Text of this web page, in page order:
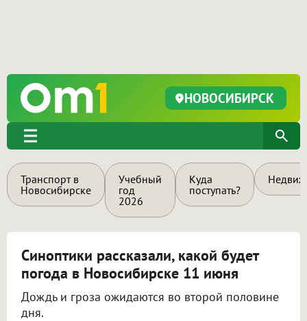
НОВОСИБИРСК
Транспорт в
Новосибирске
Учебный
год
2026
Куда
поступать?
Синоптики рассказали, какой будет
погода в Новосибирске 11 июня
Дождь и гроза ожидаются во второй половине
дня.